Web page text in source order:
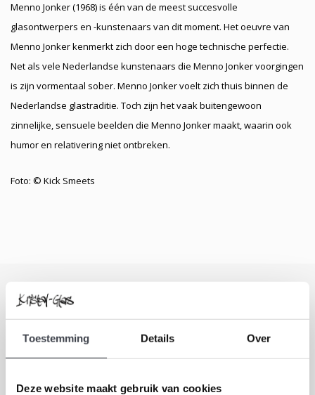
Toestemming Details Over
Deze website maakt gebruik van cookies
Menno Jonker (1968) is één van de meest succesvolle
glasontwerpers en -kunstenaars van dit moment. Het oeuvre van
Menno Jonker kenmerkt zich door een hoge technische perfectie.
Net als vele Nederlandse kunstenaars die Menno Jonker voorgingen
is zijn vormentaal sober. Menno Jonker voelt zich thuis binnen de
Nederlandse glastraditie. Toch zijn het vaak buitengewoon
zinnelijke, sensuele beelden die Menno Jonker maakt, waarin ook
humor en relativering niet ontbreken.
Foto: © Kick Smeets
Abonneer